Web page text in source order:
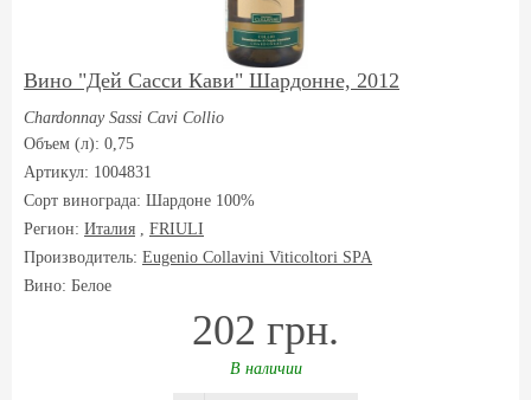
Вино "Дей Сасси Кави" Шардонне, 2012
Chardonnay Sassi Cavi Collio
Объем (л): 0,75
Артикул: 1004831
Сорт винограда: Шардоне 100%
Регион: Италия , FRIULI
Производитель: Eugenio Collavini Viticoltori SPA
Вино: Белое
202 грн.
В наличии